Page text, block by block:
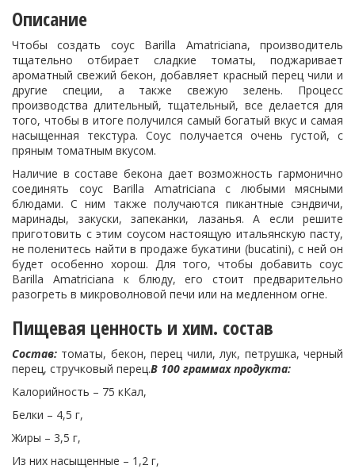
Описание
Чтобы создать соус Barilla Amatriciana, производитель
тщательно отбирает сладкие томаты, поджаривает
ароматный свежий бекон, добавляет красный перец чили и
другие специи, а также свежую зелень. Процесс
производства длительный, тщательный, все делается для
того, чтобы в итоге получился самый богатый вкус и самая
насыщенная текстура. Соус получается очень густой, с
пряным томатным вкусом.
Наличие в составе бекона дает возможность гармонично
соединять соус Barilla Amatriciana с любыми мясными
блюдами. С ним также получаются пикантные сэндвичи,
маринады, закуски, запеканки, лазанья. А если решите
приготовить с этим соусом настоящую итальянскую пасту,
не поленитесь найти в продаже букатини (bucatini), с ней он
будет особенно хорош. Для того, чтобы добавить соус
Barilla Amatriciana к блюду, его стоит предварительно
разогреть в микроволновой печи или на медленном огне.
Пищевая ценность и хим. состав
Состав: томаты, бекон, перец чили, лук, петрушка, черный
перец, стручковый перец.В 100 граммах продукта:
Калорийность – 75 кКал,
Белки – 4,5 г,
Жиры – 3,5 г,
Из них насыщенные – 1,2 г,